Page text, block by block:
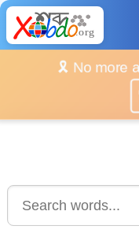
🎗️ No more